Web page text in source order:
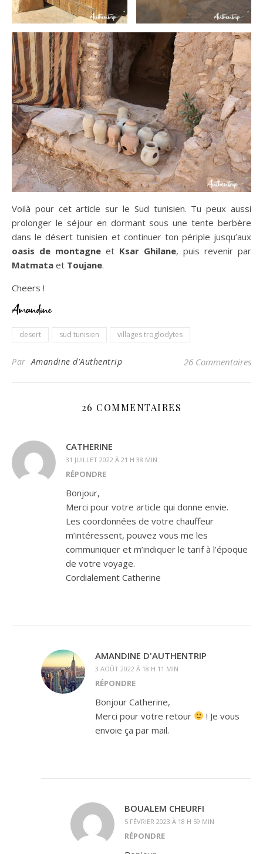
Voilà pour cet article sur le Sud tunisien. Tu peux aussi
prolonger le séjour en dormant sous une tente berbère
dans le désert tunisien et continuer ton périple jusqu’aux
oasis de montagne et Ksar Ghilane, puis revenir par
Matmata et Toujane.
Cheers !
desert sud tunisien villages troglodytes
Par Amandine d'Authentrip 26 Commentaires
26 COMMENTAIRES
CATHERINE
31 JUILLET 2022 À 21 H 38 MIN
RÉPONDRE
Bonjour,
Merci pour votre article qui donne envie.
Les coordonnées de votre chauffeur
m’intéressent, pouvez vous me les
communiquer et m’indiquer le tarif à l’époque
de votre voyage.
Cordialement Catherine
AMANDINE D'AUTHENTRIP
3 AOÛT 2022 À 18 H 11 MIN
RÉPONDRE
Bonjour Catherine,
Merci pour votre retour
! Je vous
envoie ça par mail.
BOUALEM CHEURFI
5 FÉVRIER 2023 À 18 H 59 MIN
RÉPONDRE